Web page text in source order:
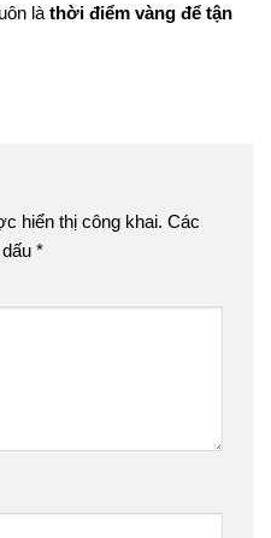
là thời điểm vàng để tận
hiển thị công khai. Các
*